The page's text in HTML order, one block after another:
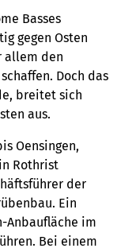
Basses
gegen Osten
allem den
Doch das
breitet sich
aus.
Oensingen,
Rothrist
der
Ein
Anbaufläche im
Bei einem